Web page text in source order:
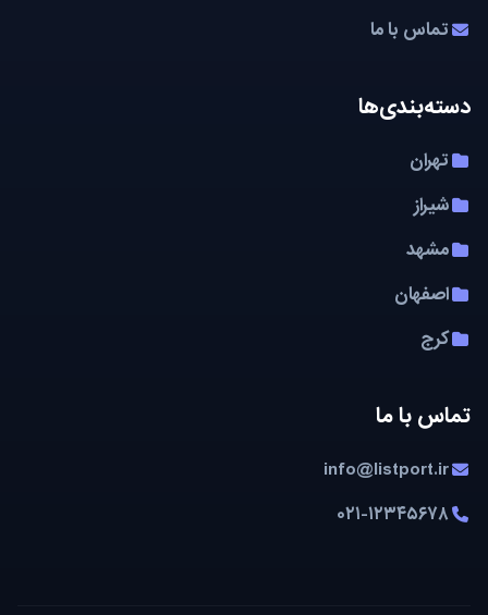
تماس با ما
دسته‌بندی‌ها
تهران
شیراز
مشهد
اصفهان
کرج
تماس با ما
info@listport.ir
۰۲۱-۱۲۳۴۵۶۷۸